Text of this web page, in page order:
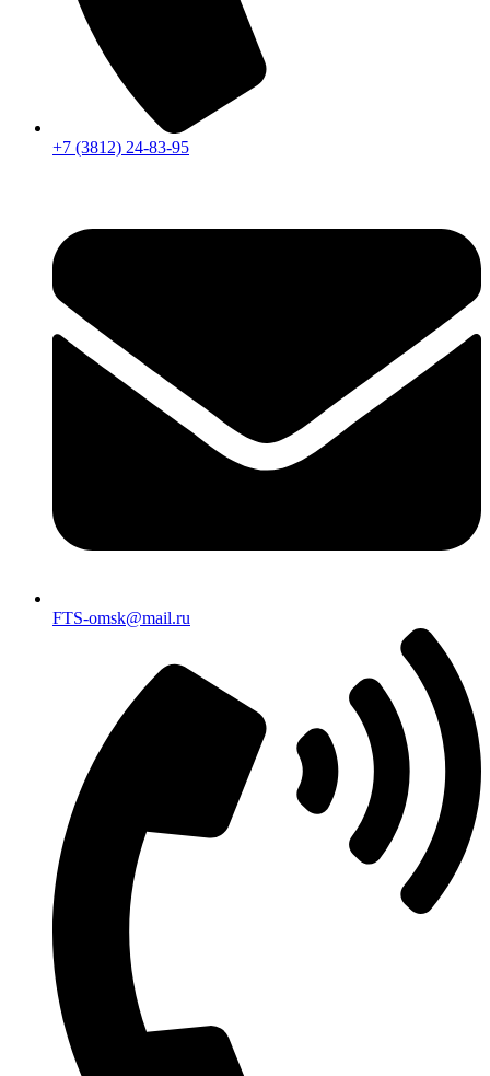
+7 (3812) 24-83-95
FTS-omsk@mail.ru